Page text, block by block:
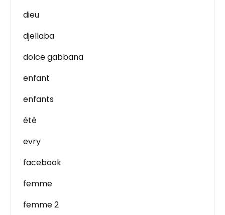
dieu
djellaba
dolce gabbana
enfant
enfants
été
evry
facebook
femme
femme 2